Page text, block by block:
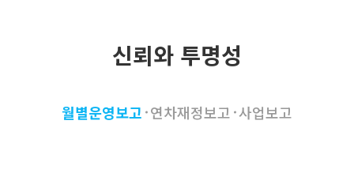
신뢰와 투명성
월별운영보고 연차재정보고 사업보고